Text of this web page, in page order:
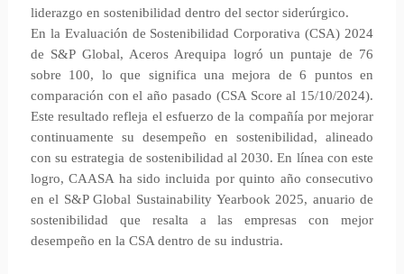
liderazgo en sostenibilidad dentro del sector siderúrgico.
En la Evaluación de Sostenibilidad Corporativa (CSA) 2024
de S&P Global, Aceros Arequipa logró un puntaje de 76
sobre 100, lo que significa una mejora de 6 puntos en
comparación con el año pasado (CSA Score al 15/10/2024).
Este resultado refleja el esfuerzo de la compañía por mejorar
continuamente su desempeño en sostenibilidad, alineado
con su estrategia de sostenibilidad al 2030. En línea con este
logro, CAASA ha sido incluida por quinto año consecutivo
en el S&P Global Sustainability Yearbook 2025, anuario de
sostenibilidad que resalta a las empresas con mejor
desempeño en la CSA dentro de su industria.